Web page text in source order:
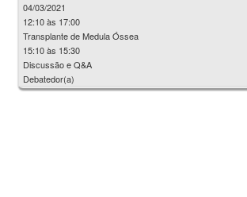
04/03/2021
12:10 às 17:00
Transplante de Medula Óssea
15:10 às 15:30
Discussão e Q&A
Debatedor(a)